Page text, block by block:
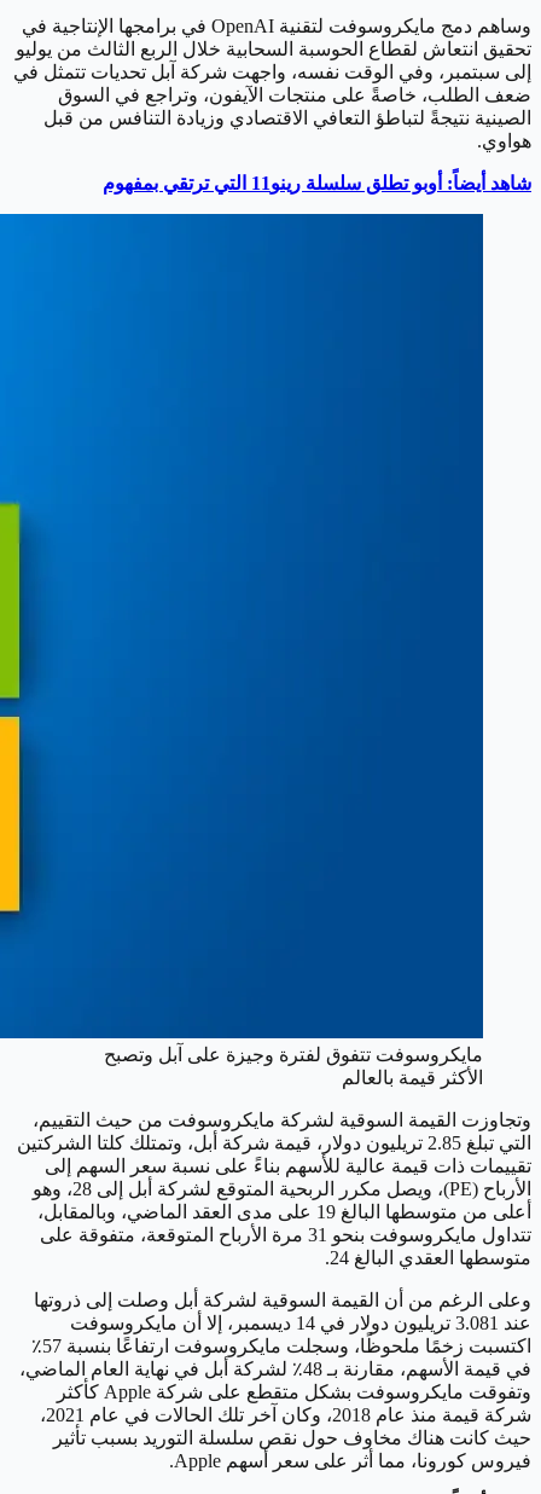
وساهم دمج مايكروسوفت لتقنية OpenAI في برامجها الإنتاجية في
تحقيق انتعاش لقطاع الحوسبة السحابية خلال الربع الثالث من يوليو
إلى سبتمبر، وفي الوقت نفسه، واجهت شركة آبل تحديات تتمثل في
ضعف الطلب، خاصةً على منتجات الآيفون، وتراجع في السوق
الصينية نتيجةً لتباطؤ التعافي الاقتصادي وزيادة التنافس من قبل
هواوي.
شاهد أيضاً: أوبو تطلق سلسلة رينو11 التي ترتقي بمفهوم
مايكروسوفت تتفوق لفترة وجيزة على آبل وتصبح
الأكثر قيمة بالعالم
وتجاوزت القيمة السوقية لشركة مايكروسوفت من حيث التقييم،
التي تبلغ 2.85 تريليون دولار، قيمة شركة أبل، وتمتلك كلتا الشركتين
تقييمات ذات قيمة عالية للأسهم بناءً على نسبة سعر السهم إلى
الأرباح (PE)، ويصل مكرر الربحية المتوقع لشركة أبل إلى 28، وهو
أعلى من متوسطها البالغ 19 على مدى العقد الماضي، وبالمقابل،
تتداول مايكروسوفت بنحو 31 مرة الأرباح المتوقعة، متفوقة على
متوسطها العقدي البالغ 24.
وعلى الرغم من أن القيمة السوقية لشركة أبل وصلت إلى ذروتها
عند 3.081 تريليون دولار في 14 ديسمبر، إلا أن مايكروسوفت
اكتسبت زخمًا ملحوظًا، وسجلت مايكروسوفت ارتفاعًا بنسبة 57٪
في قيمة الأسهم، مقارنة بـ 48٪ لشركة أبل في نهاية العام الماضي،
وتفوقت مايكروسوفت بشكل متقطع على شركة Apple كأكثر
شركة قيمة منذ عام 2018، وكان آخر تلك الحالات في عام 2021،
حيث كانت هناك مخاوف حول نقص سلسلة التوريد بسبب تأثير
فيروس كورونا، مما أثر على سعر أسهم Apple.